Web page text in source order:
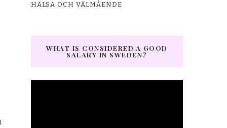
HÄLSA OCH VÄLMÅENDE
WHAT IS CONSIDERED A GOOD
SALARY IN SWEDEN?